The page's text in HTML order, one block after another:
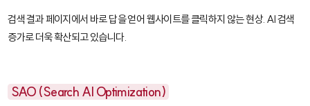
검색 결과 페이지에서 바로 답을 얻어 웹사이트를 클릭하지 않는 현상. AI 검색
증가로 더욱 확산되고 있습니다.
SAO (Search AI Optimization)